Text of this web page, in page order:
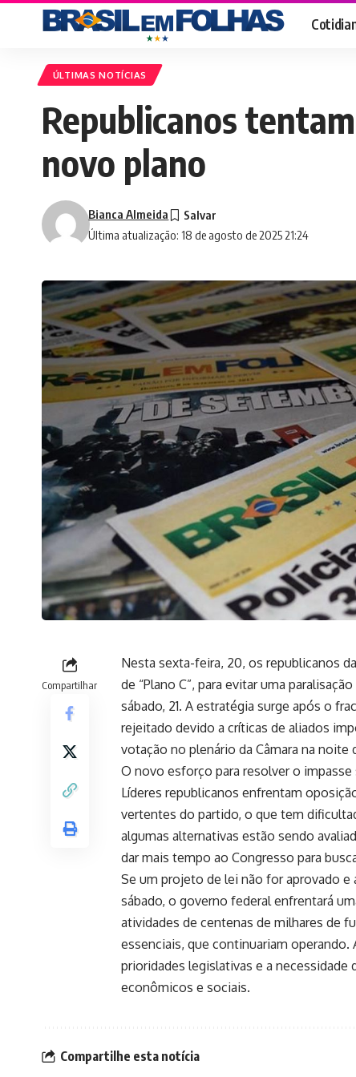
ÚLTIMAS NOTÍCIAS
Republicanos
novo plano
Última atualização: 18 de agosto de 2025 21:24
Bianca Almeida
Compartilhar
Nesta sexta-feira, 20, os republicanos
de “Plano C”, para evitar uma
sábado, 21. A estratégia surge após o
rejeitado devido a críticas de aliados
votação no plenário da Câmara na noite
O novo esforço para resolver o
Líderes republicanos enfrentam
vertentes do partido, o que tem
algumas alternativas estão sendo
dar mais tempo ao Congresso para
Se um projeto de lei não for aprovado e
sábado, o governo federal enfrentará
atividades de centenas de milhares de
essenciais, que continuariam
prioridades legislativas e a
econômicos e sociais.
Compartilhe esta notícia